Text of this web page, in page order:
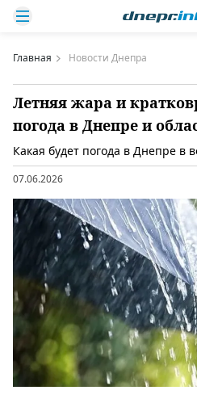
Главная Новости Днепра
Летняя жара и
погода в Днепре и
Какая будет погода в Днепре в
07.06.2026